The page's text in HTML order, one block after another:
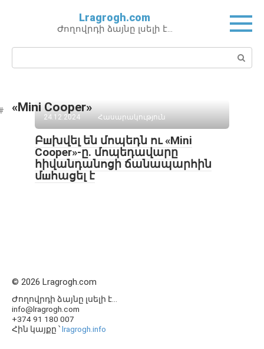
Lragrogh.com
Ժողովրդի ձայնը լսելի է…
Поиск:
«Mini Cooper»
24.12.2024 Հասարակություն
Բшխվել են մոպեդն ու «Mini
Cooper»-ը. մոպեդավարը
հիվանդանոցի ճանապարհին
մшհացել է
© 2026 Lragrogh.com
Ժողովրդի ձայնը լսելի է...
info@lragrogh.com
+374 91 180 007
Հին կայքը ՝lragrogh.info